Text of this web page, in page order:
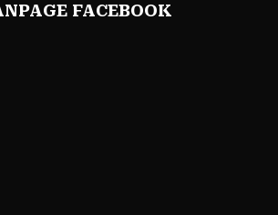
FACEBOOK